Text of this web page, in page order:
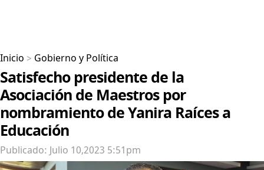
Inicio > Gobierno y Política
Satisfecho presidente de la
Asociación de Maestros por
nombramiento de Yanira Raíces a
Educación
Publicado: Julio 10,2023 5:51pm